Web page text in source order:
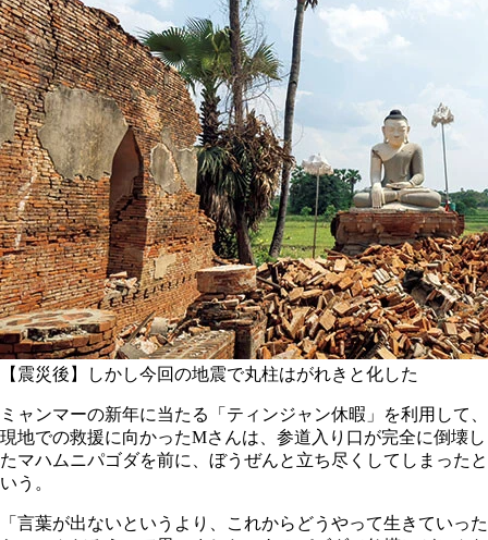
【震災後】しかし今回の地震で丸柱はがれきと化した
ミャンマーの新年に当たる「ティンジャン休暇」を利用して、
現地での救援に向かったMさんは、参道入り口が完全に倒壊し
たマハムニパゴダを前に、ぼうぜんと立ち尽くしてしまったと
いう。
「言葉が出ないというより、これからどうやって生きていった